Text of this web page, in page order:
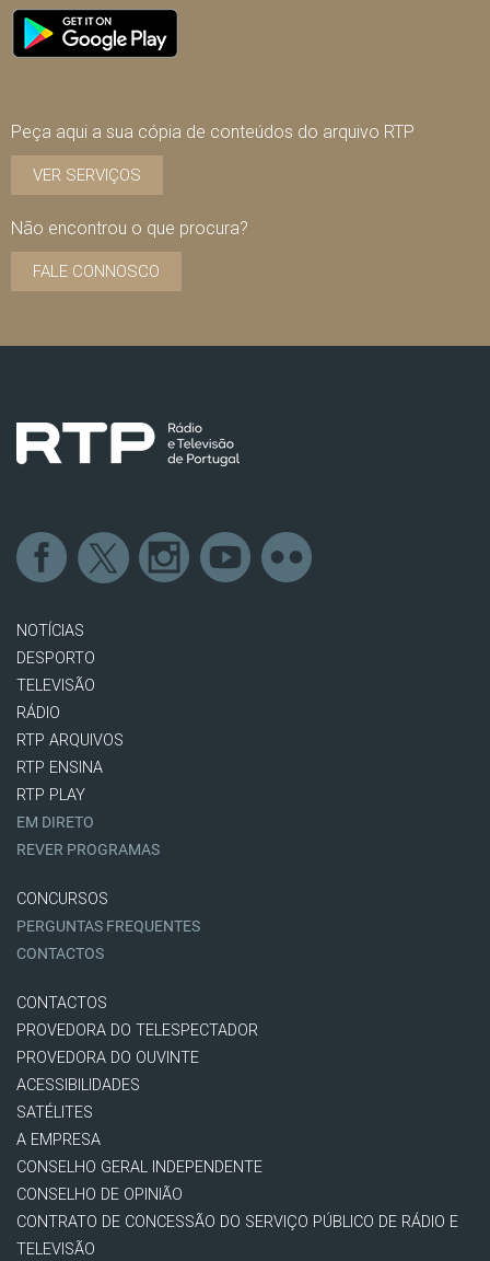
Peça aqui a sua cópia de conteúdos do arquivo RTP
VER SERVIÇOS
Não encontrou o que procura?
FALE CONNOSCO
NOTÍCIAS
DESPORTO
TELEVISÃO
RÁDIO
RTP ARQUIVOS
RTP ENSINA
RTP PLAY
EM DIRETO
REVER PROGRAMAS
CONCURSOS
PERGUNTAS FREQUENTES
CONTACTOS
CONTACTOS
PROVEDORA DO TELESPECTADOR
PROVEDORA DO OUVINTE
ACESSIBILIDADES
SATÉLITES
A EMPRESA
CONSELHO GERAL INDEPENDENTE
CONSELHO DE OPINIÃO
CONTRATO DE CONCESSÃO DO SERVIÇO PÚBLICO DE RÁDIO E
TELEVISÃO